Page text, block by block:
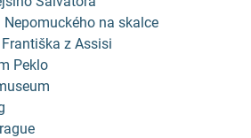
Nepomuckého na skalce
z Assisi
Peklo